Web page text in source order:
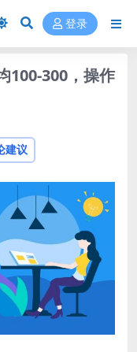
登录
100-300，操作
建议